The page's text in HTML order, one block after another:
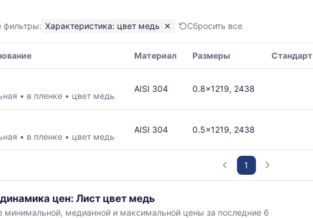
фильтры: Характеристика: цвет медь Сбросить все
Материал Размеры Стандарт
• в пленке • цвет медь
AISI 304 0.8x1219, 2438
• в пленке • цвет медь
AISI 304 0.5x1219, 2438
1
цен: Лист цвет медь
минимальной, медианной и максимальной цены за последние 6